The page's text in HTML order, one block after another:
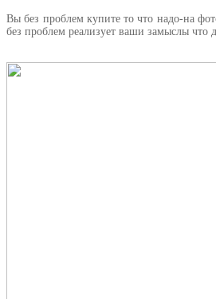
Вы без проблем купите то что надо-на
без проблем реализует ваши замыслы что